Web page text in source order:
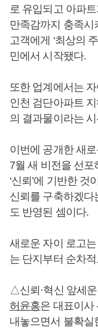
로 유입되고 아파
만족감까지 충족시
고객에게 ‘최상의
민에서 시작됐다.
또한 업계에서는
인천 검단아파트
의 결과물이라는
이번에 공개한 새
7월 새 비전을 선포
‘신뢰’에 기반한
신뢰를 구축하겠다
도 반영된 셈이다.
새로운 자이 로고
는 단지부터 순차
△신뢰·혁신 앞세
허윤홍은 대표이사
내놓으면서 불확실